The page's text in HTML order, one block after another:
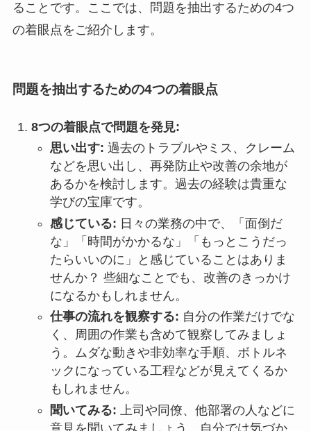
ることです。ここでは、問題を抽出するための4つ
の着眼点をご紹介します。
問題を抽出するための4つの着眼点
8つの着眼点で問題を発見:
思い出す: 過去のトラブルやミス、クレーム
などを思い出し、再発防止や改善の余地が
あるかを検討します。過去の経験は貴重な
学びの宝庫です。
感じている: 日々の業務の中で、「面倒だ
な」「時間がかかるな」「もっとこうだっ
たらいいのに」と感じていることはありま
せんか？ 些細なことでも、改善のきっかけ
になるかもしれません。
仕事の流れを観察する: 自分の作業だけでな
く、周囲の作業も含めて観察してみましょ
う。ムダな動きや非効率な手順、ボトルネ
ックになっている工程などが見えてくるか
もしれません。
聞いてみる: 上司や同僚、他部署の人などに
意見を聞いてみましょう。自分では気づか